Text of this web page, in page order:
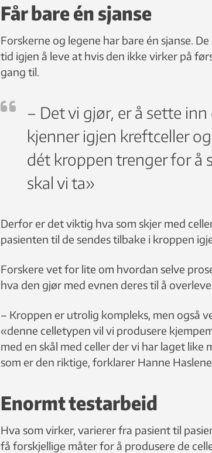
Får bare én sjanse
Forskerne og legene har bare én sjanse.
tid igjen å leve at hvis den ikke virker på
gang til.
– Det vi gjør, er å sette
kjenner igjen kreftceller
dét kroppen trenger for å
skal vi ta»
Derfor er det viktig hva som skjer med
pasienten til de sendes tilbake i kroppen
Forskere vet for lite om hvordan selve
hva den gjør med evnen deres til å
– Kroppen er utrolig kompleks, men også
«denne celletypen vil vi produsere
med en skål med celler der vi har laget
som er den riktige, forklarer Hanne
Enormt testarbeid
Hva som virker, varierer fra pasient til
få forskjellige måter for å produsere de